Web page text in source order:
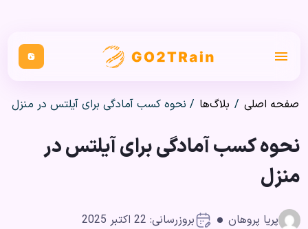
صفحه اصلی / بلاگ‌ها / نحوه کسب آمادگی برای آیلتس در منزل
نحوه کسب آمادگی برای آیلتس در
منزل
پریا پروهان بروزرسانی: 22 اکتبر 2025